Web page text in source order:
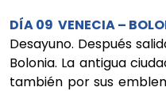
DÍA 09 VENECIA –
Desayuno. Después
Bolonia. La antigua
también por sus